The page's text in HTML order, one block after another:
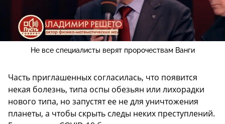
Не все специалисты верят пророчествам Ванги
Часть приглашенных согласилась, что появится
некая болезнь, типа оспы обезьян или лихорадки
нового типа, но запустят ее не для уничтожения
планеты, а чтобы скрыть следы неких преступлений.